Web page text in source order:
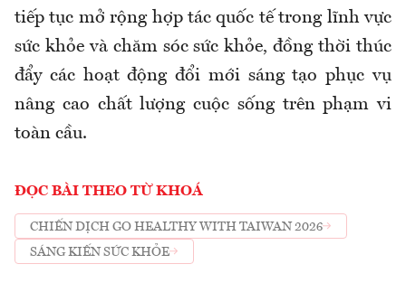
tiếp tục mở rộng hợp tác quốc tế trong lĩnh vực
sức khỏe và chăm sóc sức khỏe, đồng thời thúc
đẩy các hoạt động đổi mới sáng tạo phục vụ
nâng cao chất lượng cuộc sống trên phạm vi
toàn cầu.
ĐỌC BÀI THEO TỪ KHOÁ
CHIẾN DỊCH GO HEALTHY WITH TAIWAN 2026
SÁNG KIẾN SỨC KHỎE